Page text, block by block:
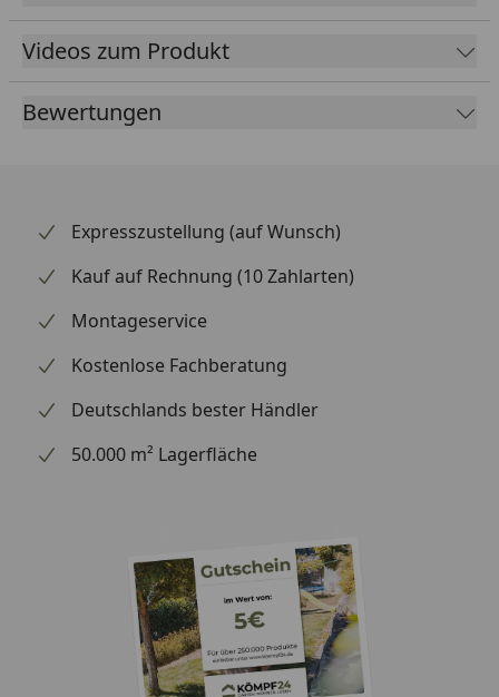
Videos zum Produkt
Bewertungen
Expresszustellung (auf Wunsch)
Kauf auf Rechnung (10 Zahlarten)
Montageservice
Kostenlose Fachberatung
Deutschlands bester Händler
50.000 m² Lagerfläche